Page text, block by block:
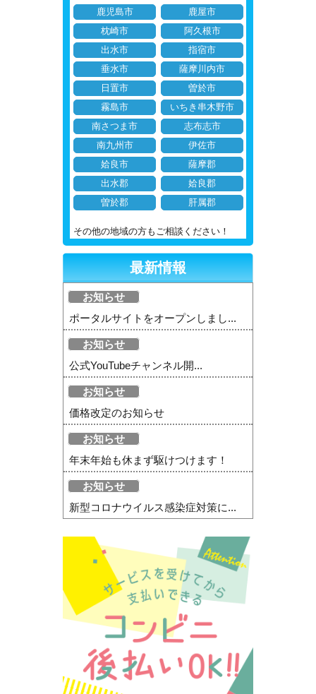
鹿児島市
鹿屋市
枕崎市
阿久根市
出水市
指宿市
垂水市
薩摩川内市
日置市
曽於市
霧島市
いちき串木野市
南さつま市
志布志市
南九州市
伊佐市
姶良市
薩摩郡
出水郡
姶良郡
曽於郡
肝属郡
その他の地域の方もご相談ください！
最新情報
お知らせ
ポータルサイトをオープンしまし...
お知らせ
公式YouTubeチャンネル開...
お知らせ
価格改定のお知らせ
お知らせ
年末年始も休まず駆けつけます！
お知らせ
新型コロナウイルス感染症対策に...